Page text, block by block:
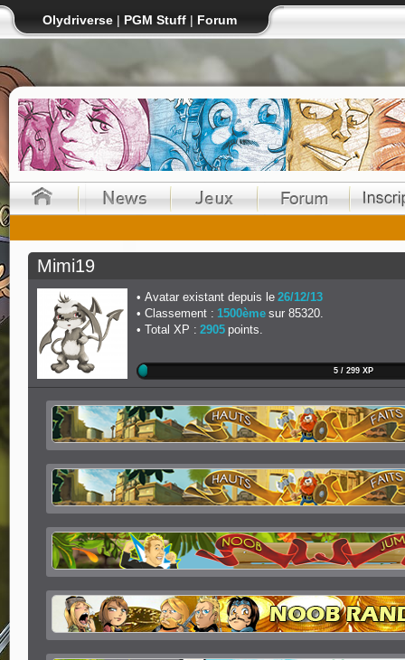
Olydriverse | PGM Stuff | Forum
Mimi19
Avatar existant depuis le 26/12/13
Classement : 1500ème sur 85320.
Total XP : 2905 points.
5 / 299 XP